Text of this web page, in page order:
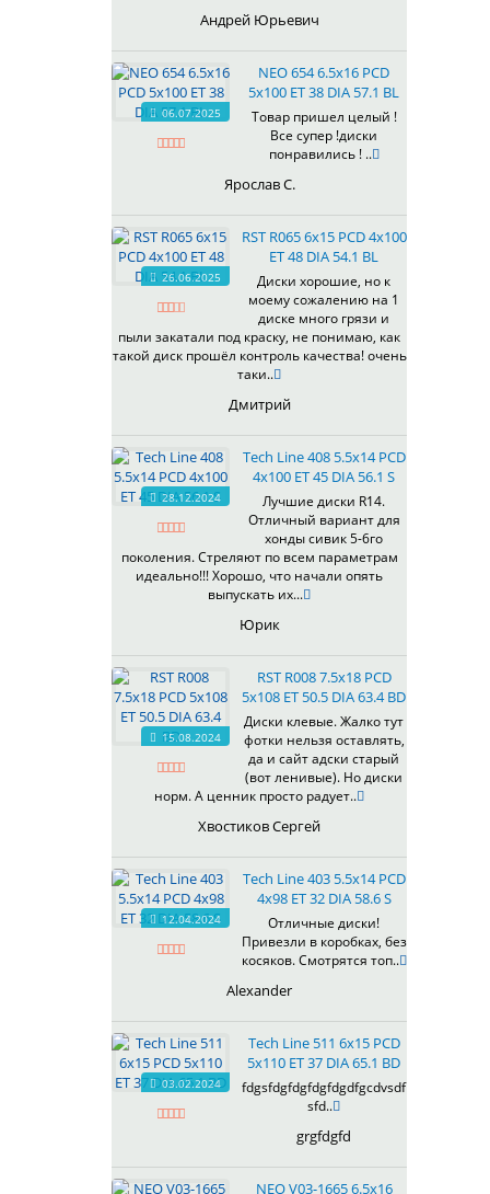
528
529
530
531
535
536
537
538
539
540
541
545
546
547
548
573
574
575
602
604
607
614
622
624
625
626
628
629
633
634
635
Андрей Юрьевич
06.07.2025
NEO 654 6.5x16 PCD
5x100 ET 38 DIA 57.1 BL
Товар пришел целый !
Все супер !диски
понравились ! ..
Ярослав С.
26.06.2025
RST R065 6x15 PCD 4x100
ET 48 DIA 54.1 BL
Диски хорошие, но к
моему сожалению на 1
диске много грязи и
пыли закатали под краску, не понимаю, как
такой диск прошёл контроль качества! очень
таки..
Дмитрий
28.12.2024
Tech Line 408 5.5x14 PCD
4x100 ET 45 DIA 56.1 S
Лучшие диски R14.
Отличный вариант для
хонды сивик 5-6го
поколения. Стреляют по всем параметрам
идеально!!! Хорошо, что начали опять
выпускать их...
Юрик
15.08.2024
RST R008 7.5x18 PCD
5x108 ET 50.5 DIA 63.4 BD
Диски клевые. Жалко тут
фотки нельзя оставлять,
да и сайт адски старый
(вот ленивые). Но диски
норм. А ценник просто радует..
Хвостиков Сергей
12.04.2024
Tech Line 403 5.5x14 PCD
4x98 ET 32 DIA 58.6 S
Отличные диски!
Привезли в коробках, без
косяков. Смотрятся топ..
Alexander
03.02.2024
Tech Line 511 6x15 PCD
5x110 ET 37 DIA 65.1 BD
fdgsfdgfdgfdgfdgdfgcdvsdf
sfd..
grgfdgfd
NEO V03-1665 6.5x16